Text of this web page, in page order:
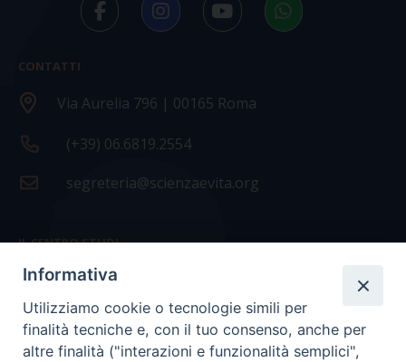
CONTATTI
Via Aurelia 796 | 00165 Roma
(+39) 06.6819.2554
segreteria@scienzaevita.org
IL CENTRO STUDI
La nostra storia
Statuto
Presidenza e ufficio presidenza
Informativa
Utilizziamo cookie o tecnologie simili per
finalità tecniche e, con il tuo consenso, anche per
altre finalità ("interazioni e funzionalità semplici",